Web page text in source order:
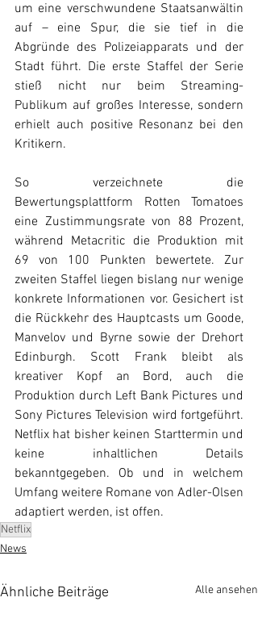
um eine verschwundene Staatsanwältin
auf – eine Spur, die sie tief in die
Abgründe des Polizeiapparats und der
Stadt führt. Die erste Staffel der Serie
stieß nicht nur beim Streaming-
Publikum auf großes Interesse, sondern
erhielt auch positive Resonanz bei den
Kritikern.
So verzeichnete die
Bewertungsplattform Rotten Tomatoes
eine Zustimmungsrate von 88 Prozent,
während Metacritic die Produktion mit
69 von 100 Punkten bewertete. Zur
zweiten Staffel liegen bislang nur wenige
konkrete Informationen vor. Gesichert ist
die Rückkehr des Hauptcasts um Goode,
Manvelov und Byrne sowie der Drehort
Edinburgh. Scott Frank bleibt als
kreativer Kopf an Bord, auch die
Produktion durch Left Bank Pictures und
Sony Pictures Television wird fortgeführt.
Netflix hat bisher keinen Starttermin und
keine inhaltlichen Details
bekanntgegeben. Ob und in welchem
Umfang weitere Romane von Adler-Olsen
adaptiert werden, ist offen.
Netflix
News
Ähnliche Beiträge Alle ansehen